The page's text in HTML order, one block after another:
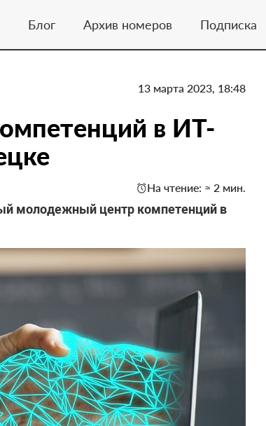
Блог Архив номеров Подписка
13 марта 2023, 18:48
в ИТ-
На чтение: ≈ 2 мин.
молодежный центр компетенций в